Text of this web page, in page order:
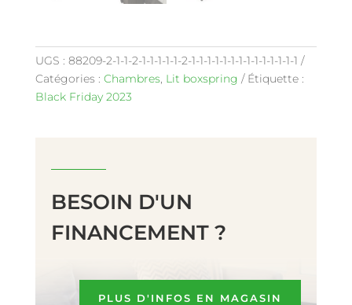
UGS : 88209-2-1-1-2-1-1-1-1-1-2-1-1-1-1-1-1-1-1-1-1-1-1-1-1
Catégories : Chambres, Lit boxspring
Étiquette :
Black Friday 2023
BESOIN D'UN
FINANCEMENT ?
PLUS D'INFOS EN MAGASIN